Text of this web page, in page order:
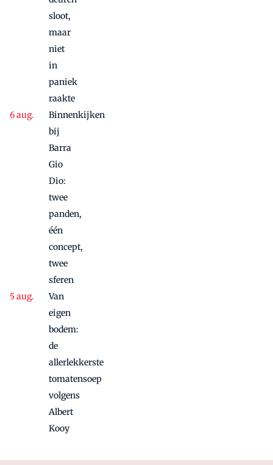
sloot,
maar
niet
in
paniek
raakte
Binnenkijken
bij
Barra
Gio
Dio:
twee
panden,
één
concept,
twee
sferen
Van
eigen
bodem:
de
allerlekkerste
tomatensoep
volgens
Albert
Kooy